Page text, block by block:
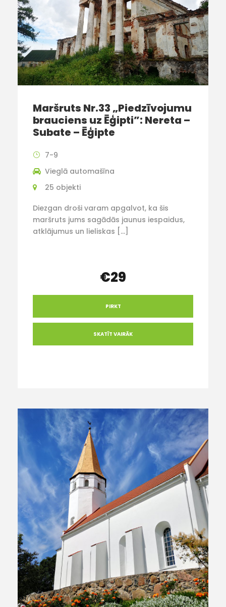
Maršruts Nr.33 „Piedzīvojumu
brauciens uz Ēģipti”: Nereta –
Subate – Ēģipte
7-9
Vieglā automašīna
25 objekti
Diezgan droši varam apgalvot, ka šis
maršruts jums sagādās jaunus iespaidus,
atklājumus un lieliskas […]
€29
PIRKT
SKATĪT VAIRĀK